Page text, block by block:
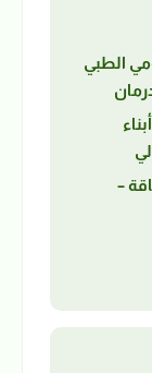
الرومي الطبي
أبناء
–